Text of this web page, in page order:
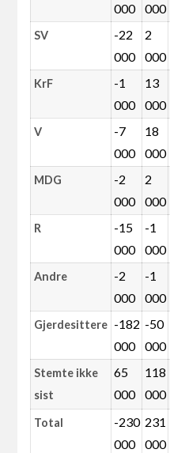
000
000
SV
-22
000
2
000
KrF
-1
000
13
000
V
-7
000
18
000
MDG
-2
000
2
000
R
-15
000
-1
000
Andre
-2
000
-1
000
Gjerdesittere -182
000
-50
000
Stemte ikke
sist
65
000
118
000
Total
-230
000
231
000